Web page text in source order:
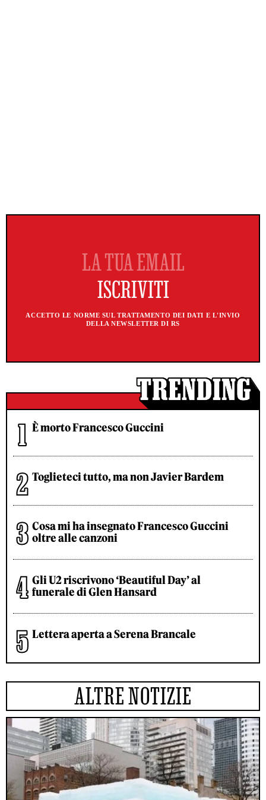
ACCETTO LE NORME SUL TRATTAMENTO DEI DATI E L'INVIO
DELLA NEWSLETTER DI RS
È morto Francesco Guccini
Toglieteci tutto, ma non Javier Bardem
Cosa mi ha insegnato Francesco Guccini
oltre alle canzoni
Gli U2 riscrivono ‘Beautiful Day’ al
funerale di Glen Hansard
Lettera aperta a Serena Brancale
ALTRE NOTIZIE